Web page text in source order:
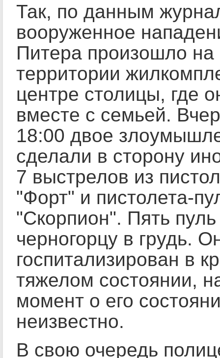
Так, по данным
вооруженное
Питера произошло на
территории
центре столицы, где
вместе с семьей.
18:00 двое
сделали в сторону
7 выстрелов из
"Форт" и пистолета-
"Скорпион". Пять
черногорцу в грудь.
госпитализирован в
тяжелом состоянии,
момент о его
неизвестно.
В свою очередь